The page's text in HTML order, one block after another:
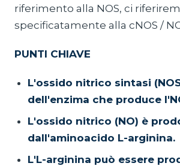
riferimento alla NOS, ci
specificatamente alla cNOS /
PUNTI CHIAVE
L'ossido nitrico sintasi
dell'enzima che produce
L'ossido nitrico (NO) è
dall'aminoacido L-arginina.
L'L-arginina può essere